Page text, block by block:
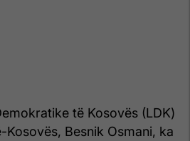
të Kosovës (LDK)
Kosovës, Besnik Osmani, ka